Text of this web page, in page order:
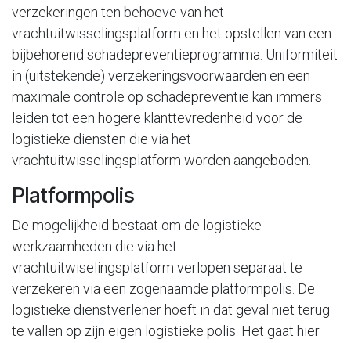
verzekeringen ten behoeve van het
vrachtuitwisselingsplatform en het opstellen van een
bijbehorend schadepreventieprogramma. Uniformiteit
in (uitstekende) verzekeringsvoorwaarden en een
maximale controle op schadepreventie kan immers
leiden tot een hogere klanttevredenheid voor de
logistieke diensten die via het
vrachtuitwisselingsplatform worden aangeboden.
Platformpolis
De mogelijkheid bestaat om de logistieke
werkzaamheden die via het
vrachtuitwiselingsplatform verlopen separaat te
verzekeren via een zogenaamde platformpolis. De
logistieke dienstverlener hoeft in dat geval niet terug
te vallen op zijn eigen logistieke polis. Het gaat hier